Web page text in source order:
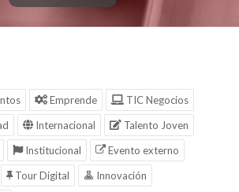
Emprende
TIC Negocios
Internacional
Talento Joven
Institucional
Evento externo
Tour Digital
Innovación